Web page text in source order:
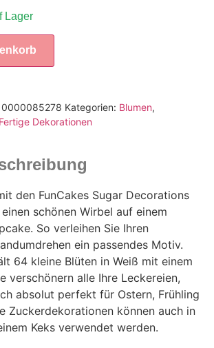
Lager
Kategorien: Blumen,
Fertige Dekorationen
den FunCakes Sugar Decorations
schönen Wirbel auf einem
So verleihen Sie Ihren
ein passendes Motiv.
64 kleine Blüten in Weiß mit einem
verschönern alle Ihre Leckereien,
absolut perfekt für Ostern, Frühling
Zuckerdekorationen können auch in
Keks verwendet werden.